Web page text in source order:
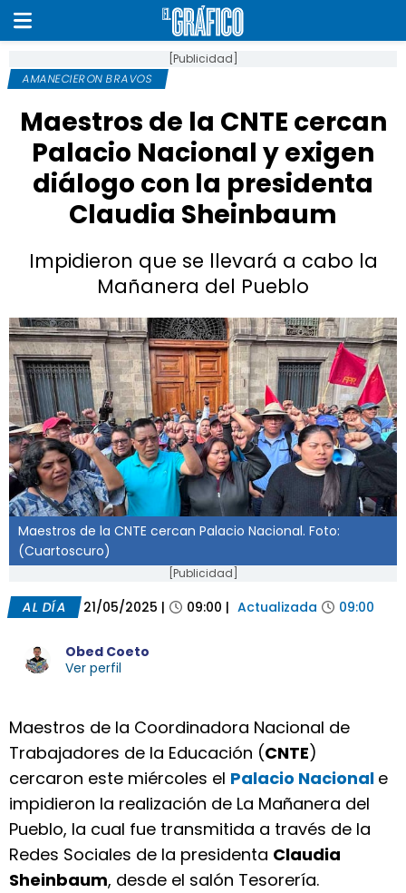
[Publicidad]
AMANECIERON BRAVOS
Maestros de la CNTE cercan
Palacio Nacional y exigen
diálogo con la presidenta
Claudia Sheinbaum
Impidieron que se llevará a cabo la
Mañanera del Pueblo
Maestros de la CNTE cercan Palacio Nacional. Foto:
(Cuartoscuro)
[Publicidad]
AL DÍA 21/05/2025 | 09:00 | Actualizada 09:00
Obed Coeto
Ver perfil
Maestros de la Coordinadora Nacional de
Trabajadores de la Educación (CNTE)
cercaron este miércoles el Palacio Nacional e
impidieron la realización de La Mañanera del
Pueblo, la cual fue transmitida a través de la
Redes Sociales de la presidenta Claudia
Sheinbaum, desde el salón Tesorería.